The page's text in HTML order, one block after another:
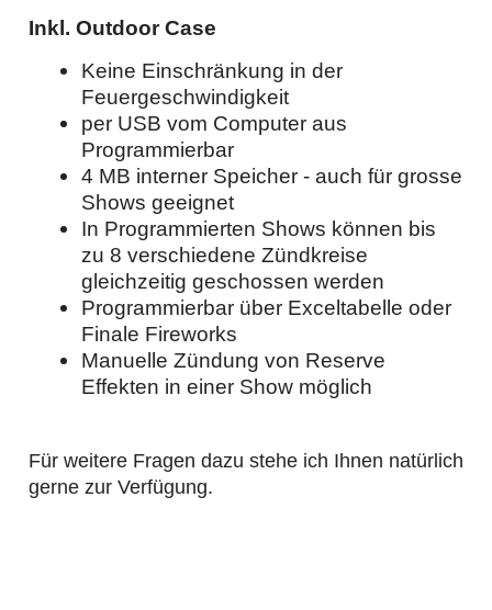
Inkl. Outdoor Case
Keine Einschränkung in der
Feuergeschwindigkeit
per USB vom Computer aus
Programmierbar
4 MB interner Speicher - auch für grosse
Shows geeignet
In Programmierten Shows können bis
zu 8 verschiedene Zündkreise
gleichzeitig geschossen werden
Programmierbar über Exceltabelle oder
Finale Fireworks
Manuelle Zündung von Reserve
Effekten in einer Show möglich
Für weitere Fragen dazu stehe ich Ihnen natürlich
gerne zur Verfügung.